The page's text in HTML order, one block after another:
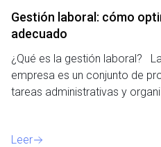
Gestión laboral: cómo
adecuado
¿Qué es la gestión laboral?
empresa es un conjunto de
tareas administrativas y
Leer